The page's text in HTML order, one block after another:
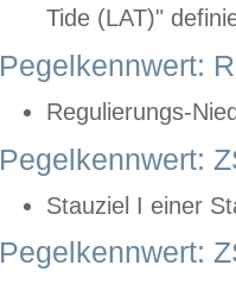
Tide (LAT)"
Pegelkennwert:
Regulierungs-
Pegelkennwert:
Stauziel I einer
Pegelkennwert: